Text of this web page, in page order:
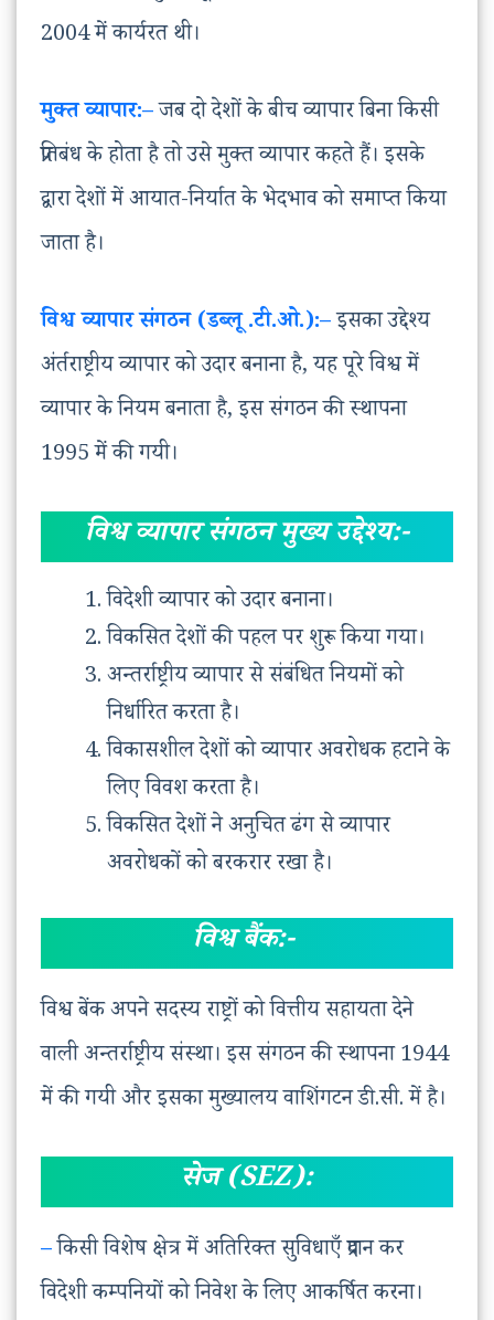
2004 में कार्यरत थी।
मुक्त व्यापार:–जब दो देशों के बीच व्यापार बिना किसी
प्रतिबंध के होता है तो उसे मुक्त व्यापार कहते हैं। इसके
द्वारा देशों में आयात-निर्यात के भेदभाव को समाप्त किया
जाता है।
विश्व व्यापार संगठन (डब्लू .टी.ओ.):–इसका उद्देश्य
अंर्तराष्ट्रीय व्यापार को उदार बनाना है, यह पूरे विश्व में
व्यापार के नियम बनाता है, इस संगठन की स्थापना
1995 में की गयी।
विश्व व्यापार संगठन मुख्य उद्देश्य:-
विदेशी व्यापार को उदार बनाना।
विकसित देशों की पहल पर शुरू किया गया।
अन्तर्राष्ट्रीय व्यापार से संबंधित नियमों को
निर्धारित करता है।
विकासशील देशों को व्यापार अवरोधक हटाने के
लिए विवश करता है।
विकसित देशों ने अनुचित ढंग से व्यापार
अवरोधकों को बरकरार रखा है।
विश्व बैंक:-
विश्व बेंक अपने सदस्य राष्ट्रों को वित्तीय सहायता देने
वाली अन्तर्राष्ट्रीय संस्था। इस संगठन की स्थापना 1944
में की गयी और इसका मुख्यालय वाशिंगटन डी.सी. में है।
सेज (SEZ):
–किसी विशेष क्षेत्र में अतिरिक्त सुविधाएँ प्रदान कर
विदेशी कम्पनियों को निवेश के लिए आकर्षित करना।